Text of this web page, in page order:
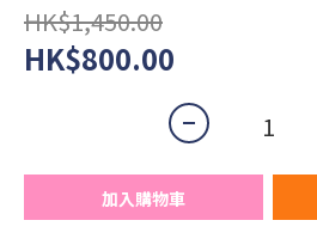
HK$1,450.00
HK$800.00
加入購物車